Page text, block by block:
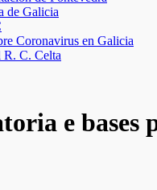
de Galicia
Coronavirus en Galicia
R. C. Celta
e